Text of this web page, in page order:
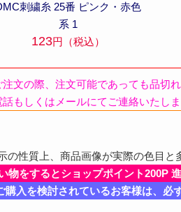
刺繍糸 25番 ピンク・赤色
系 1
123円（税込）
文の際、注文可能であっても品切れ
もしくはメールにてご連絡いたし
性質上、商品画像が実際の色目と
をするとショップポイント200P 進
を検討されているお客様は、必ず